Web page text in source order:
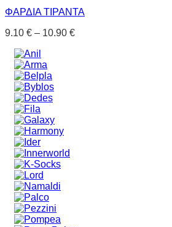
ΦΑΡΔΙΑ ΤΙΡΑΝΤΑ
9.10 € – 10.90 €